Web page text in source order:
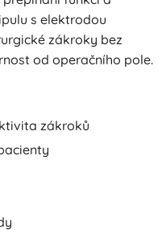
s elektrodou
zákroky bez
od operačního pole.
zákroků